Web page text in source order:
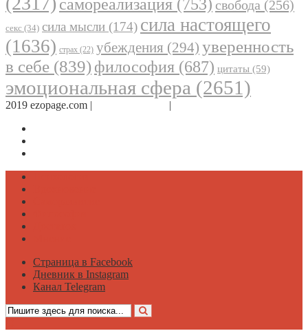
свобода (256)
секс (34) сила мысли (174) сила настоящего
(1636) страх (22) убеждения (294) уверенность
в себе (839) философия (687) цитаты (59)
эмоциональная сфера (2651)
2019 ezopage.com | |
Страница в Facebook
Дневник в Instagram
Канал Telegram